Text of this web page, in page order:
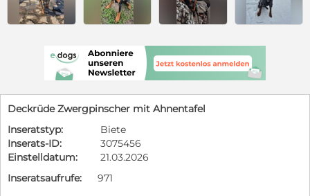
Deckrüde Zwergpinscher mit Ahnentafel
Inseratstyp:
Biete
Inserats-ID:
3075456
Einstelldatum:
21.03.2026
Inseratsaufrufe:
971